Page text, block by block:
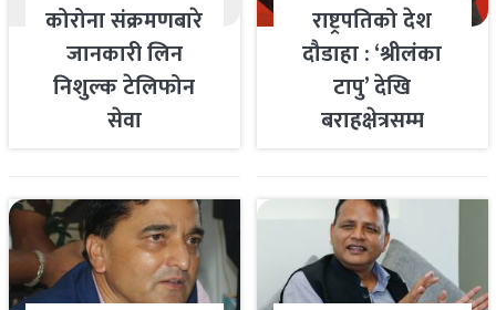
कोरोना संक्रमणबारे
जानकारी लिन
निशुल्क टेलिफोन
सेवा
राष्ट्रपतिको देश
दौडाहा : ‘श्रीलंका
टापु’ देखि
बराहक्षेत्रसम्म